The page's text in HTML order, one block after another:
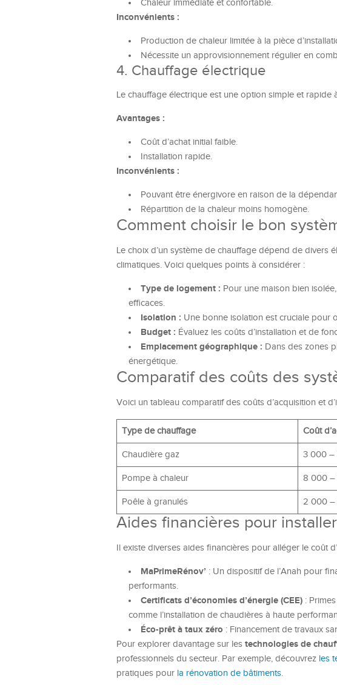
Chaleur immédiate et confortable.
Inconvénients :
Production de chaleur limitée à la pièce
Nécessite un approvisionnement régulier en
4. Chauffage électrique
Le chauffage électrique est une option simple et
Avantages :
Coût d’achat initial faible.
Installation rapide.
Inconvénients :
Pouvant être énergivore en raison de la
Répartition de la chaleur moins homogène.
Comment choisir le bon
Le choix d’un système de chauffage dépend de divers
climatiques. Voici quelques points à considérer :
Type de logement : Pour une maison bien
efficaces.
Isolation : Une bonne isolation est cruciale pour
Budget : Évaluez les coûts d’installation et de
Emplacement géographique : Dans des zones
énergétique.
Comparatif des coûts des
Voici un tableau comparatif des coûts d’acquisition et
Type de chauffage Coût
Chaudière gaz 3 000 –
Pompe à chaleur 8 000 –
Poêle à granulés 2 000
Aides financières pour
Il existe diverses aides financières pour alléger le coût
MaPrimeRénov’ : Un dispositif de l’Anah pour
performants.
Certificats d’économies d’énergie (CEE) :
comme l’installation de chaudières à haute
Éco-prêt à taux zéro : Financement de travaux
Pour explorer davantage sur les technologies de
professionnels du secteur. Par exemple, découvrez les
pratiques pour la rénovation de bâtiments.